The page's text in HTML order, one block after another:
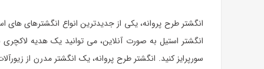
انگشتر طرح پروانه، یکی از جدیدترین انواع انگشترهای
انگشتر استیل به صورت آنلاین، می توانید یکهدیه
سورپرایز کنید. انگشتر طرح پروانه، یک انگشتر مدرن از